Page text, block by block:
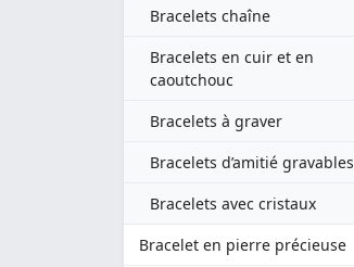
Bracelets chaîne
Bracelets en cuir et en
caoutchouc
Bracelets à graver
Bracelets d’amitié gravables
Bracelets avec cristaux
Bracelet en pierre précieuse